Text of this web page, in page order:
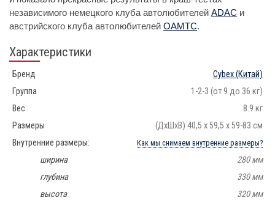
независимого немецкого клуба автолюбителей ADAC и
австрийского клуба автолюбителей OAMTC.
Характеристики
Бренд Cybex(Китай)
Группа
1-2-3 (от 9 до 36 кг)
Вес
8.9 кг
Размеры
(ДхШхВ) 40,5 х 59,5 х 59-83 см
Внутренние размеры:
Как мы снимаем внутренние размеры?
ширина
280 мм
глубина
330 мм
высота
320 мм